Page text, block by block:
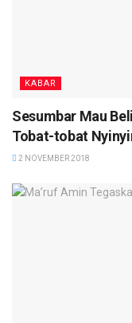
KABAR
Sesumbar Mau
Tobat-tobat
2 NOVEMBER 2018